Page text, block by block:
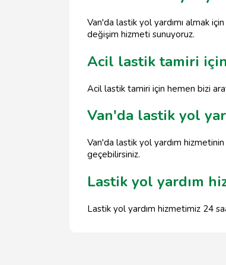
Van'da lastik yol yardımı almak
değişim hizmeti sunuyoruz.
Acil lastik tamiri için
Acil lastik tamiri için hemen bizi
Van'da lastik yol
Van'da lastik yol yardım
geçebilirsiniz.
Lastik yol yardım
Lastik yol yardım hizmetimiz 24